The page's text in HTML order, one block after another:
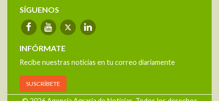
SÍGUENOS
INFÓRMATE
Recibe nuestras noticias en tu correo diariamente
SUSCRÍBETE